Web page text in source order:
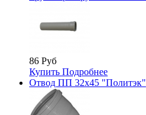
86 Руб
Купить Подробнее
Отвод ПП 32х45 "Политэк"